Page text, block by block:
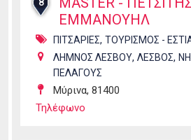
ΕΜΜΑΝΟΥΗΛ
ΠΙΤΣΑΡΙΕΣ, ΤΟΥΡΙΣΜΟΣ -
ΛΗΜΝΟΣ ΛΕΣΒΟΥ, ΛΕΣΒΟΣ,
ΠΕΛΑΓΟΥΣ
Μύρινα, 81400
Τηλέφωνο